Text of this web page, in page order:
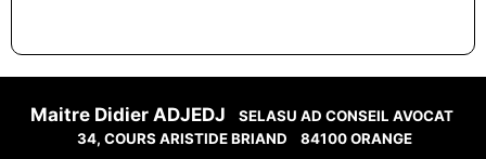
Maitre Didier ADJEDJ
SELASU AD CONSEIL AVOCAT
34, COURS ARISTIDE BRIAND
84100 ORANGE